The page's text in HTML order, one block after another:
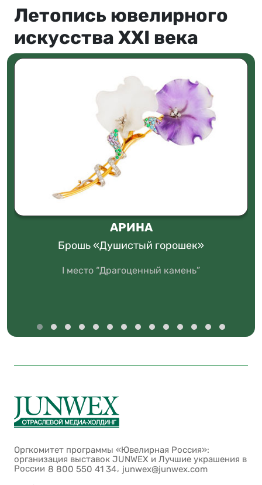
Летопись ювелирного
искусства XXI века
АРИНА
Брошь «Душистый горошек»
I место “Драгоценный камень”
Оргкомитет программы «Ювелирная Россия»:
организация выставок JUNWEX и Лучшие украшения в
России 8 800 550 41 34, junwex@junwex.com